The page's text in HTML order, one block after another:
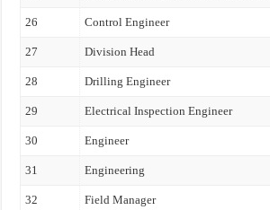
26 Control Engineer
27 Division Head
28 Drilling Engineer
29 Electrical Inspection Engineer
30 Engineer
31 Engineering
32 Field Manager